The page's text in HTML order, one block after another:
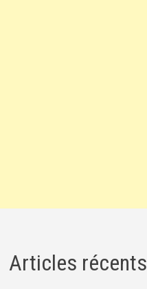
Articles récents